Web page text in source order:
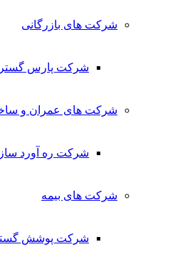
شرکت های بازرگانی
شرکت پارس گستر
شرکت های عمران و
شرکت ره آورد
شرکت های بیمه
شرکت پوشش